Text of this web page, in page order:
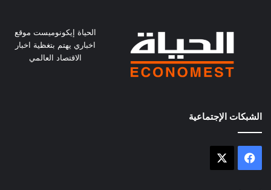
الحياة إيكونوميست موقع
اخباري يهتم بتغظية اخبار
الاقتصاد العالمي
الشبكات الإجتماعية
فيسبوك